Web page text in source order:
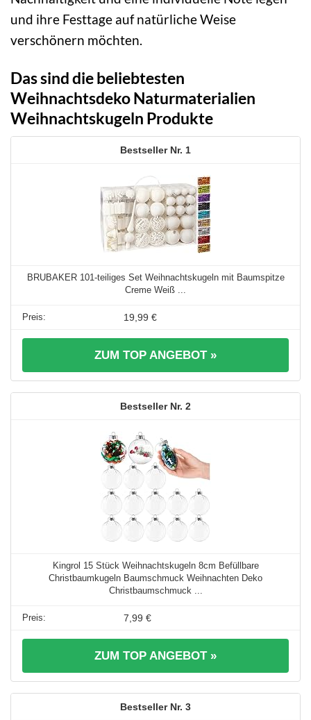
und ihre Festtage auf natürliche Weise
verschönern möchten.
Das sind die beliebtesten
Weihnachtsdeko Naturmaterialien
Weihnachtskugeln Produkte
1
BRUBAKER 101-teiliges Set Weihnachtskugeln mit Baumspitze
Creme Weiß ...
19,99 €
ZUM TOP ANGEBOT »
2
Kingrol 15 Stück Weihnachtskugeln 8cm Befüllbare
Christbaumkugeln Baumschmuck Weihnachten Deko
Christbaumschmuck ...
7,99 €
ZUM TOP ANGEBOT »
3